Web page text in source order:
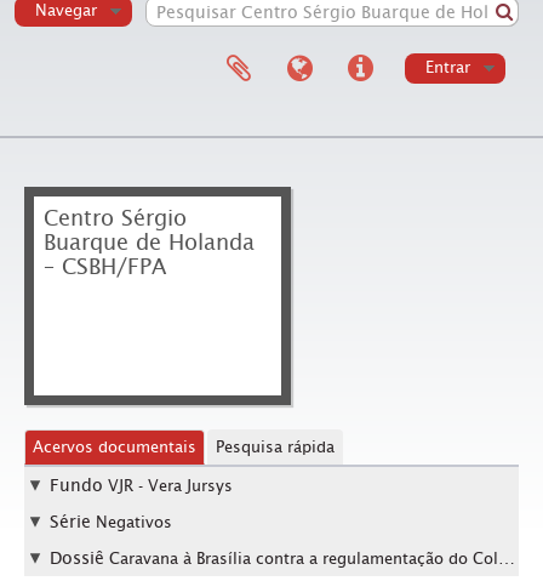
Navegar
Entrar
Centro Sérgio
Buarque de Holanda
– CSBH/FPA
Acervos documentais Pesquisa rápida
Fundo VJR - Vera Jursys
Série Negativos
Dossiê Caravana à Brasília contra a regulamentação do Colégio Eleitoral (Brasília-DF, nov. 1984)